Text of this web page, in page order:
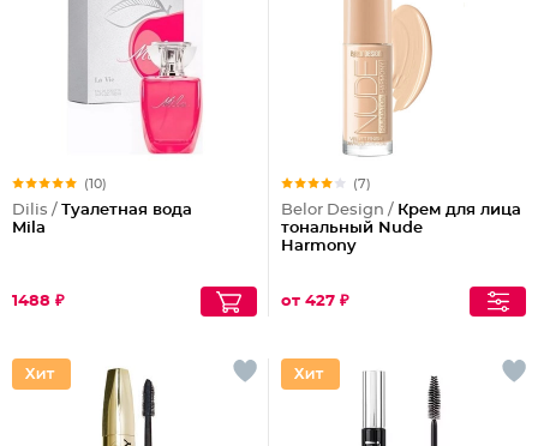
(10)
Dilis / Туалетная вода
Mila
1488 ₽
(7)
Belor Design / Крем для лица
тональный Nude
Harmony
от 427 ₽